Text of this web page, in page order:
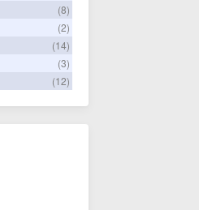
(8)
(2)
(14)
(3)
(12)